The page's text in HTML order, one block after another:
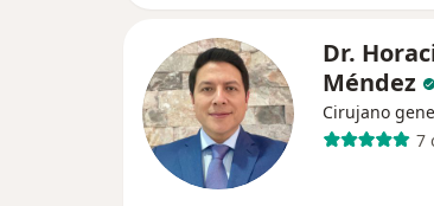
Dr.
Méndez
Cirujano
7